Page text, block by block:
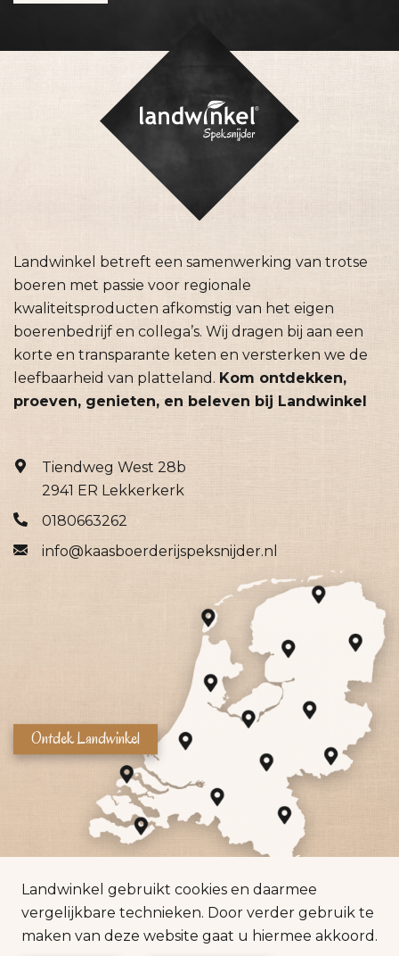
Landwinkel betreft een samenwerking van trotse
boeren met passie voor regionale
kwaliteitsproducten afkomstig van het eigen
boerenbedrijf en collega’s. Wij dragen bij aan een
korte en transparante keten en versterken we de
leefbaarheid van platteland. Kom ontdekken,
proeven, genieten, en beleven bij Landwinkel
Tiendweg West 28b
2941 ER Lekkerkerk
0180663262
info@kaasboerderijspeksnijder.nl
Ontdek Landwinkel
Landwinkel gebruikt cookies en daarmee
vergelijkbare technieken. Door verder gebruik te
maken van deze website gaat u hiermee akkoord.